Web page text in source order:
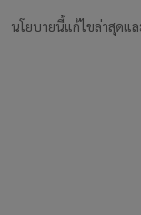
นโยบายนี้แก้ไขล่าสุดแ